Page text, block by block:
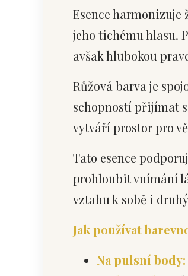
Esence harmonizuje
jeho tichému hlasu.
avšak hlubokou
Růžová barva je
schopností přijímat
vytváří prostor pro
Tato esence
prohloubit vnímání
vztahu k sobě i
Jak používat
Na pulsní body: